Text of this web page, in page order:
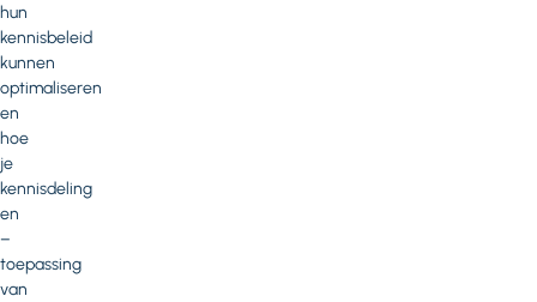
hun
kennisbeleid
kunnen
optimaliseren
en
hoe
je
kennisdeling
en
–
toepassing
van